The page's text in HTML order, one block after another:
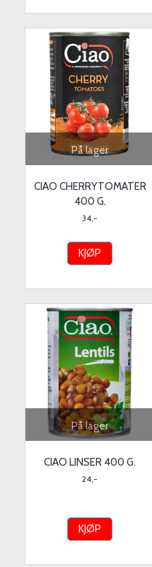
På lager
CIAO CHERRYTOMATER
400 G.
34,-
KJØP
På lager
CIAO LINSER 400 G.
24,-
KJØP